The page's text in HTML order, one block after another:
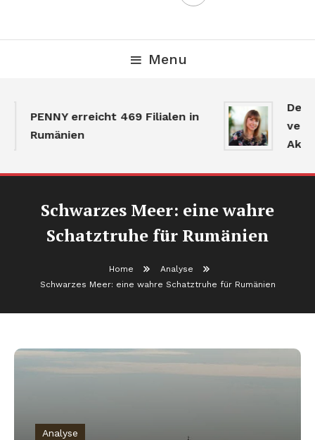
Menu
PENNY erreicht 469 Filialen in
Rumänien
Der
Schwarzes Meer: eine wahre
Schatztruhe für Rumänien
Home
Analyse
Schwarzes Meer: eine wahre Schatztruhe für Rumänien
Analyse